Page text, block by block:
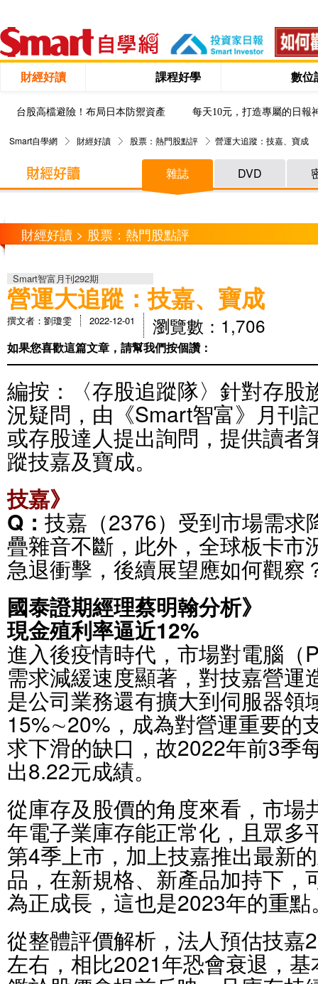
財經好讀 課程好學 數位
台股高檔避險！布局日本防禦資產 每天10元，打造專屬的日報
Smart自學網 財經好讀 股票：熱門股點評 營運大追蹤：技嘉、寶成
雜誌 DVD
財經好讀 > 股票：熱門股點評
Smart智富月刊292期
營運大追蹤：技嘉、寶成
撰文者：劉瓊雯 2022-12-01 瀏覽數：1,706
如果您喜歡這篇文章，請幫我們按個讚：
編按：〈存股追蹤隊〉針對存股
況疑問，由《Smart智富》月刊
或存股達人提出詢問，提供讀者
蹤技嘉及寶成。
技嘉》
Q： 技嘉（2376）受到市場需求
疊雜音不斷，此外，全球板卡市
急退衝擊，後續展望應如何觀察
國泰證期經理蔡明翰分析》
現金殖利率逼近12%
進入後疫情時代，市場對電腦（
需求減緩速度顯著，對技嘉營運
是公司業務還有擴大到伺服器領
15%∼20%，成為對營運重要的
求下滑的缺口，故2022年前3季
出8.22元成績。
從庫存及股價的角度來看，市場
年電子業庫存能正常化，且眾多
第4季上市，加上技嘉推出最新
品，在新規格、新產品加持下，
為正成長，這也是2023年的重點
從整體評價解析，法人預估技嘉
左右，相比2021年恐會衰退，